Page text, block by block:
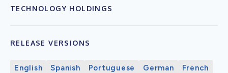
TECHNOLOGY HOLDINGS
RELEASE VERSIONS
English Spanish Portuguese German
French